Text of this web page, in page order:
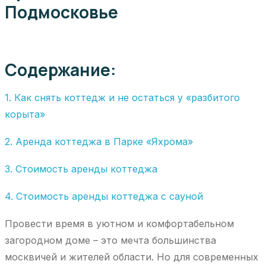
Подмосковье
Содержание:
1. Как снять коттедж и не остаться у «разбитого
корыта»
2. Аренда коттеджа в Парке «Яхрома»
3. Стоимость аренды коттеджа
4. Стоимость аренды коттеджа с сауной
Провести время в уютном и комфортабельном
загородном доме – это мечта большинства
москвичей и жителей области. Но для современных